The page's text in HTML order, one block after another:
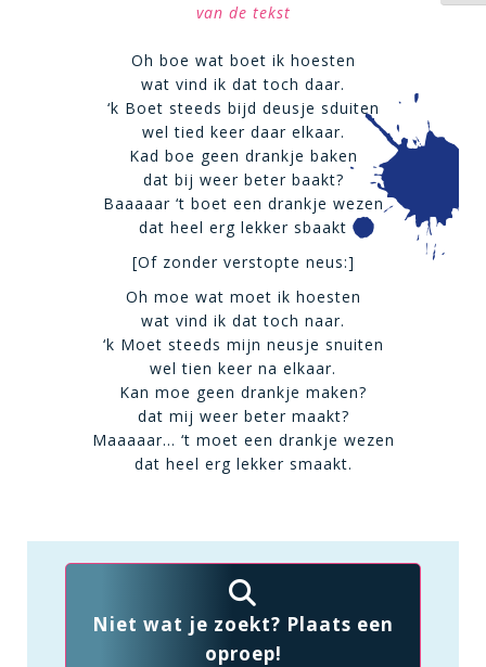
van de tekst
Oh boe wat boet ik hoesten
wat vind ik dat toch daar.
‘k Boet steeds bijd deusje sduiten
wel tied keer daar elkaar.
Kad boe geen drankje baken
dat bij weer beter baakt?
Baaaaar ‘t boet een drankje wezen
dat heel erg lekker sbaakt
[Of zonder verstopte neus:]
Oh moe wat moet ik hoesten
wat vind ik dat toch naar.
‘k Moet steeds mijn neusje snuiten
wel tien keer na elkaar.
Kan moe geen drankje maken?
dat mij weer beter maakt?
Maaaaar… ‘t moet een drankje wezen
dat heel erg lekker smaakt.
Niet wat je zoekt? Plaats een
oproep!